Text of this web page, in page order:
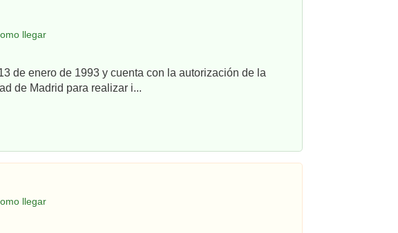
llegar
de enero de 1993 y cuenta con la autorización de la
de Madrid para realizar i...
llegar